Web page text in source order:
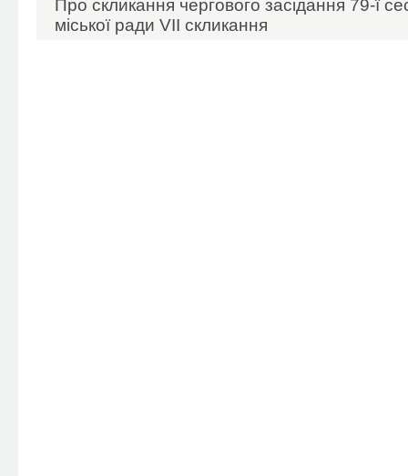
Про скликання чергового засідання 79-ї
міської ради VII скликання